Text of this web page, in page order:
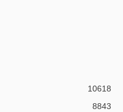
10618
8843